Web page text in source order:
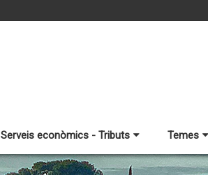
Serveis econòmics - Tributs Temes